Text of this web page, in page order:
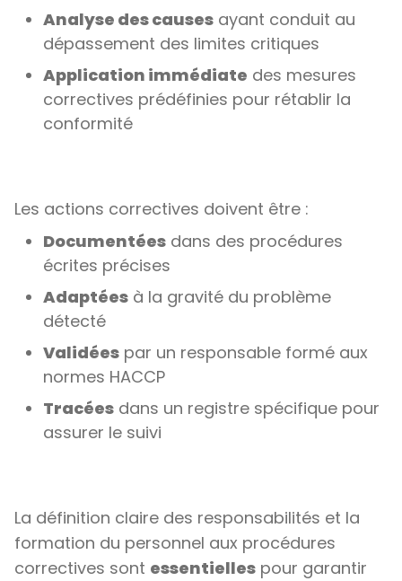
Analyse des causes ayant conduit au
dépassement des limites critiques
Application immédiate des mesures
correctives prédéfinies pour rétablir la
conformité
Les actions correctives doivent être :
Documentées dans des procédures
écrites précises
Adaptées à la gravité du problème
détecté
Validées par un responsable formé aux
normes HACCP
Tracées dans un registre spécifique pour
assurer le suivi
La définition claire des responsabilités et la
formation du personnel aux procédures
correctives sont essentielles pour garantir